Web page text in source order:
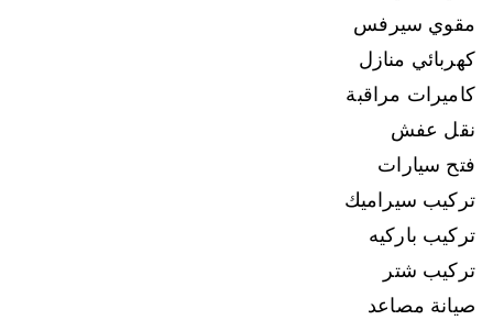
مقوي سيرفس
كهربائي منازل
كاميرات مراقبة
نقل عفش
فتح سيارات
تركيب سيراميك
تركيب باركيه
تركيب شتر
صيانة مصاعد